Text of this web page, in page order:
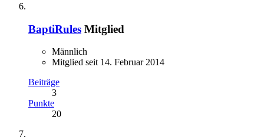
BaptiRules Mitglied
Männlich
Mitglied seit 14. Februar 2014
Beiträge
3
Punkte
20